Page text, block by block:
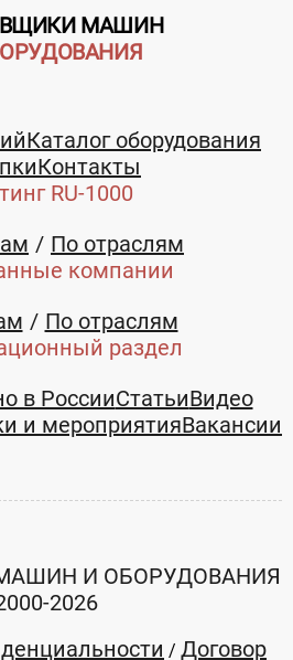
МАШИН
Каталог оборудования
Контакты
RU-1000
По отраслям
компании
По отраслям
раздел
в РоссииСтатьиВидео
и мероприятияВакансии
И ОБОРУДОВАНИЯ
2026
/ Договор